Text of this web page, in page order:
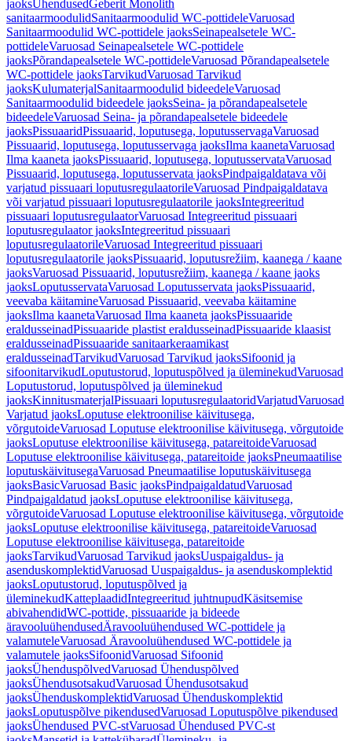
jaoksÜhendusedGeberit Monolith
sanitaarmoodulidSanitaarmoodulid WC-pottideleVaruosad
Sanitaarmoodulid WC-pottidele jaoksSeinapealsetele WC-
pottideleVaruosad Seinapealsetele WC-pottidele
jaoksPõrandapealsetele WC-pottideleVaruosad Põrandapealsetele
WC-pottidele jaoksTarvikudVaruosad Tarvikud
jaoksKulumaterjalSanitaarmoodulid bideedeleVaruosad
Sanitaarmoodulid bideedele jaoksSeina- ja põrandapealsetele
bideedeleVaruosad Seina- ja põrandapealsetele bideedele
jaoksPissuaaridPissuaarid, loputusega, loputusservagaVaruosad
Pissuaarid, loputusega, loputusservaga jaoksIlma kaanetaVaruosad
Ilma kaaneta jaoksPissuaarid, loputusega, loputusservataVaruosad
Pissuaarid, loputusega, loputusservata jaoksPindpaigaldatava või
varjatud pissuaari loputusregulaatorileVaruosad Pindpaigaldatava
või varjatud pissuaari loputusregulaatorile jaoksIntegreeritud
pissuaari loputusregulaatorVaruosad Integreeritud pissuaari
loputusregulaator jaoksIntegreeritud pissuaari
loputusregulaatorileVaruosad Integreeritud pissuaari
loputusregulaatorile jaoksPissuaarid, loputusrežiim, kaanega / kaane
jaoksVaruosad Pissuaarid, loputusrežiim, kaanega / kaane jaoks
jaoksLoputusservataVaruosad Loputusservata jaoksPissuaarid,
veevaba käitamineVaruosad Pissuaarid, veevaba käitamine
jaoksIlma kaanetaVaruosad Ilma kaaneta jaoksPissuaaride
eraldusseinadPissuaaride plastist eraldusseinadPissuaaride klaasist
eraldusseinadPissuaaride sanitaarkeraamikast
eraldusseinadTarvikudVaruosad Tarvikud jaoksSifoonid ja
sifoonitarvikudLoputustorud, loputuspõlved ja üleminekudVaruosad
Loputustorud, loputuspõlved ja üleminekud
jaoksKinnitusmaterjalPissuaari loputusregulaatoridVarjatudVaruosad
Varjatud jaoksLoputuse elektroonilise käivitusega,
võrgutoideVaruosad Loputuse elektroonilise käivitusega, võrgutoide
jaoksLoputuse elektroonilise käivitusega, patareitoideVaruosad
Loputuse elektroonilise käivitusega, patareitoide jaoksPneumaatilise
loputuskäivitusegaVaruosad Pneumaatilise loputuskäivitusega
jaoksBasicVaruosad Basic jaoksPindpaigaldatudVaruosad
Pindpaigaldatud jaoksLoputuse elektroonilise käivitusega,
võrgutoideVaruosad Loputuse elektroonilise käivitusega, võrgutoide
jaoksLoputuse elektroonilise käivitusega, patareitoideVaruosad
Loputuse elektroonilise käivitusega, patareitoide
jaoksTarvikudVaruosad Tarvikud jaoksUuspaigaldus- ja
asenduskomplektidVaruosad Uuspaigaldus- ja asenduskomplektid
jaoksLoputustorud, loputuspõlved ja
üleminekudKatteplaadidIntegreeritud juhtnupudKäsitsemise
abivahendidWC-pottide, pissuaaride ja bideede
äravooluühendusedÄravooluühendused WC-pottidele ja
valamuteleVaruosad Äravooluühendused WC-pottidele ja
valamutele jaoksSifoonidVaruosad Sifoonid
jaoksÜhenduspõlvedVaruosad Ühenduspõlved
jaoksÜhendusotsakudVaruosad Ühendusotsakud
jaoksÜhenduskomplektidVaruosad Ühenduskomplektid
jaoksLoputuspõlve pikendusedVaruosad Loputuspõlve pikendused
jaoksÜhendused PVC-stVaruosad Ühendused PVC-st